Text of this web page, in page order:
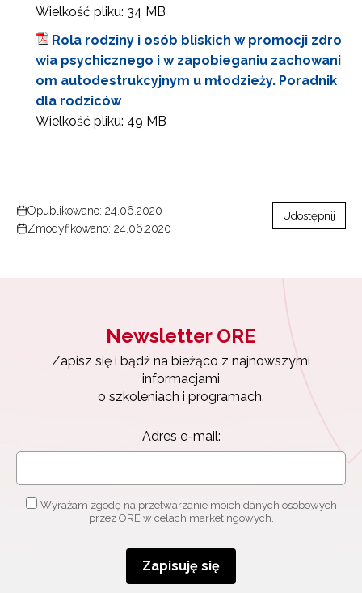
Wielkość pliku: 34 MB
Rola rodziny i osób bliskich w promocji zdro
wia psychicznego i w zapobieganiu zachowani
om autodestrukcyjnym u młodzieży. Poradnik
dla rodziców
Wielkość pliku: 49 MB
Opublikowano: 24.06.2020
Zmodyfikowano: 24.06.2020
Udostępnij
Newsletter ORE
Zapisz się i bądź na bieżąco z najnowszymi
informacjami
o szkoleniach i programach.
Adres e-mail:
Wyrażam zgodę na przetwarzanie moich danych osobowych
przez ORE w celach marketingowych.
Zapisuję się
Newsletter ORE
Zapisz się i bądź na bieżąco z najnowszymi
o szkoleniach i programach.
Zapisuję się